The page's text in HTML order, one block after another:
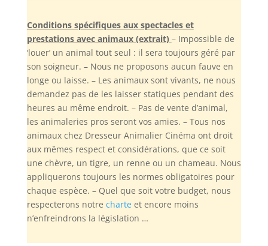
Conditions spécifiques aux spectacles et
prestations avec animaux (extrait) – Impossible de
‘louer’ un animal tout seul : il sera toujours géré par
son soigneur. – Nous ne proposons aucun fauve en
longe ou laisse. – Les animaux sont vivants, ne nous
demandez pas de les laisser statiques pendant des
heures au même endroit. – Pas de vente d’animal,
les animaleries pros seront vos amies. – Tous nos
animaux chez Dresseur Animalier Cinéma ont droit
aux mêmes respect et considérations, que ce soit
une chèvre, un tigre, un renne ou un chameau. Nous
appliquerons toujours les normes obligatoires pour
chaque espèce. – Quel que soit votre budget, nous
respecterons notre charteet encore moins
n’enfreindrons la législation …